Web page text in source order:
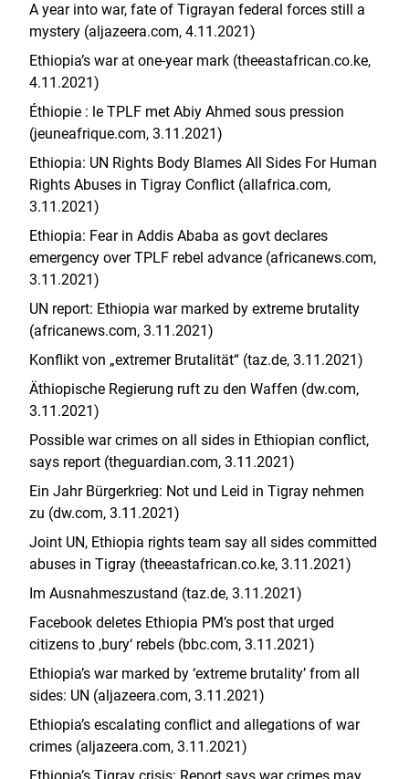
A year into war, fate of Tigrayan federal forces still a
mystery (aljazeera.com, 4.11.2021)
Ethiopia’s war at one-year mark (theeastafrican.co.ke,
4.11.2021)
Éthiopie : le TPLF met Abiy Ahmed sous pression
(jeuneafrique.com, 3.11.2021)
Ethiopia: UN Rights Body Blames All Sides For Human
Rights Abuses in Tigray Conflict (allafrica.com,
3.11.2021)
Ethiopia: Fear in Addis Ababa as govt declares
emergency over TPLF rebel advance (africanews.com,
3.11.2021)
UN report: Ethiopia war marked by extreme brutality
(africanews.com, 3.11.2021)
Konflikt von „extremer Brutalität“ (taz.de, 3.11.2021)
Äthiopische Regierung ruft zu den Waffen (dw.com,
3.11.2021)
Possible war crimes on all sides in Ethiopian conflict,
says report (theguardian.com, 3.11.2021)
Ein Jahr Bürgerkrieg: Not und Leid in Tigray nehmen
zu (dw.com, 3.11.2021)
Joint UN, Ethiopia rights team say all sides committed
abuses in Tigray (theeastafrican.co.ke, 3.11.2021)
Im Ausnahmeszustand (taz.de, 3.11.2021)
Facebook deletes Ethiopia PM’s post that urged
citizens to ‚bury‘ rebels (bbc.com, 3.11.2021)
Ethiopia’s war marked by ‘extreme brutality’ from all
sides: UN (aljazeera.com, 3.11.2021)
Ethiopia’s escalating conflict and allegations of war
crimes (aljazeera.com, 3.11.2021)